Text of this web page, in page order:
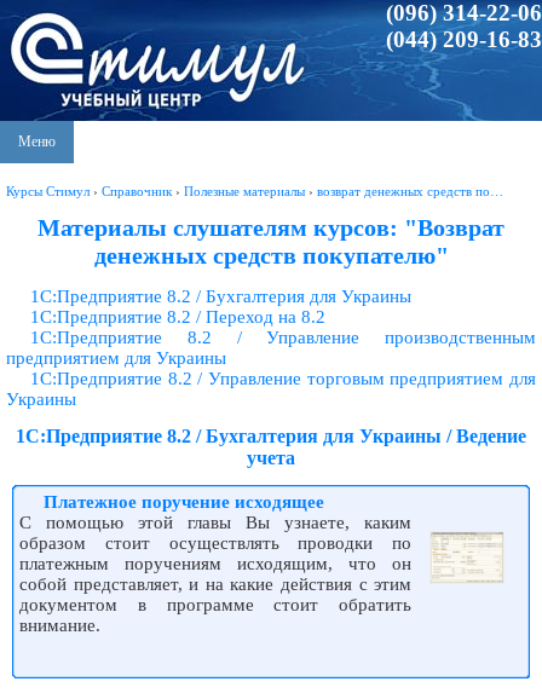
(096) 314-22-06
(044) 209-16-83
Меню
Курсы Стимул › Справочник › Полезные материалы › возврат денежных средств по…
Материалы слушателям курсов: "Возврат
денежных средств покупателю"
1С:Предприятие 8.2 / Бухгалтерия для Украины
1С:Предприятие 8.2 / Переход на 8.2
1С:Предприятие 8.2 / Управление производственным
предприятием для Украины
1С:Предприятие 8.2 / Управление торговым предприятием для
Украины
1С:Предприятие 8.2 / Бухгалтерия для Украины / Ведение
учета
Платежное поручение исходящее
С помощью этой главы Вы узнаете, каким
образом стоит осуществлять проводки по
платежным поручениям исходящим, что он
собой представляет, и на какие действия с этим
документом в программе стоит обратить
внимание.